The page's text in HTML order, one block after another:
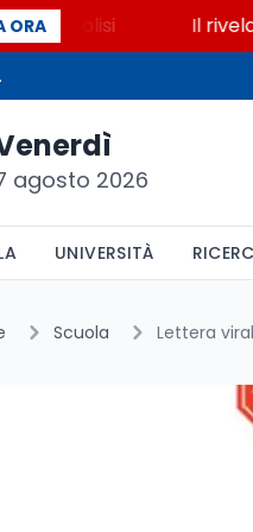
ORA Il rivelatore
agosto 2026
UNIVERSITÀ
Scuola